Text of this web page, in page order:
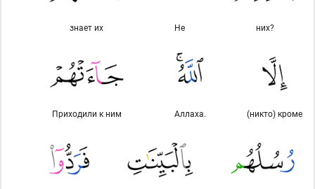
них?
Не
знает их
(никто) кроме
Аллаха.
Приходили к ним